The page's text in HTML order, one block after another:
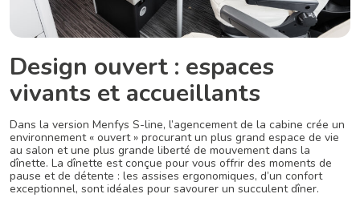
Design ouvert : espaces
vivants et accueillants
Dans la version Menfys S-line, l’agencement de la cabine crée un
environnement « ouvert » procurant un plus grand espace de vie
au salon et une plus grande liberté de mouvement dans la
dînette. La dînette est conçue pour vous offrir des moments de
pause et de détente : les assises ergonomiques, d’un confort
exceptionnel, sont idéales pour savourer un succulent dîner.